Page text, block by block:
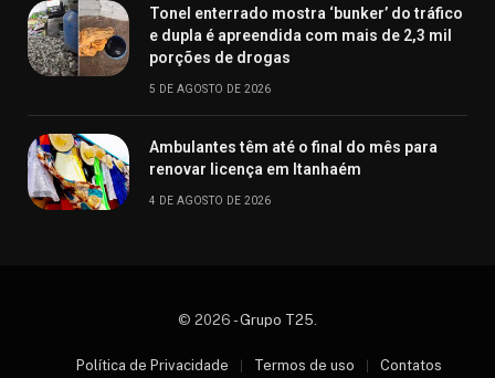
Tonel enterrado mostra ‘bunker’ do tráfico
e dupla é apreendida com mais de 2,3 mil
porções de drogas
5 DE AGOSTO DE 2026
Ambulantes têm até o final do mês para
renovar licença em Itanhaém
4 DE AGOSTO DE 2026
© 2026 -Grupo T25.
Política de Privacidade Termos de uso Contatos